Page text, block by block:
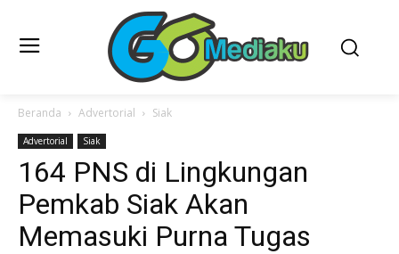
Beranda Advertorial Siak
Advertorial Siak
164 PNS di Lingkungan
Pemkab Siak Akan
Memasuki Purna Tugas